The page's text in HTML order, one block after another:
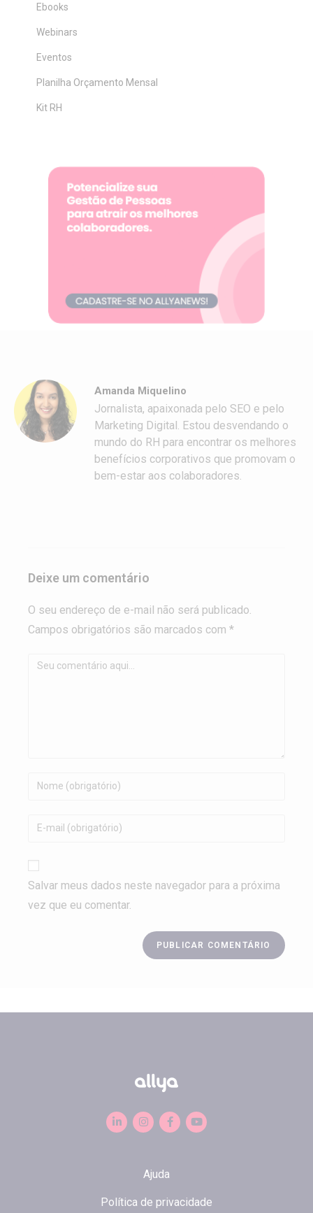
Ebooks
Webinars
Eventos
Planilha Orçamento Mensal
Kit RH
Amanda Miquelino
Jornalista, apaixonada pelo SEO e pelo
Marketing Digital. Estou desvendando o
mundo do RH para encontrar os melhores
benefícios corporativos que promovam o
bem-estar aos colaboradores.
Deixe um comentário
O seu endereço de e-mail não será publicado.
Campos obrigatórios são marcados com *
Salvar meus dados neste navegador para a próxima
vez que eu comentar.
Ajuda
Política de privacidade